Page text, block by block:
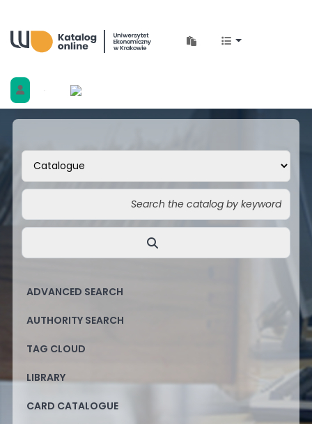
Biblioteka Uniwersytetu Ekonomicznego w
ADVANCED SEARCH
AUTHORITY SEARCH
TAG CLOUD
LIBRARY
CARD CATALOGUE